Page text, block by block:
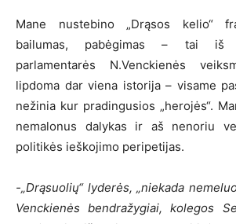
Mane nustebino „Drąsos kelio“
bailumas, pabėgimas – tai iš
parlamentarės N.Venckienės
lipdoma dar viena istorija – visame
nežinia kur pradingusios „herojės“.
nemalonus dalykas ir aš nenoriu
politikės ieškojimo peripetijas.
-„Drąsuolių“ lyderės, „niekada
Venckienės bendražygiai, kolegos